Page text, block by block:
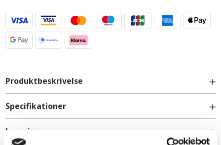
Produktbeskrivelse
Bundplade
Specifikationer
Levering